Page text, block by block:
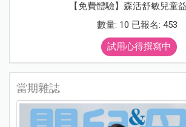
【免費體驗】森活舒敏兒童
數量: 10 已報名: 453
試用心得撰寫中
當期雜誌